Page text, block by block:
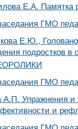
Е.А. Памятка
ГМО
Е.Ю.,
подростков в
ГМО
А.П. Упражнения
и